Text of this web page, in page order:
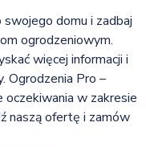
domu i zadbaj
ogrodzeniowym.
więcej informacji i
Ogrodzenia Pro –
w zakresie
naszą ofertę i zamów